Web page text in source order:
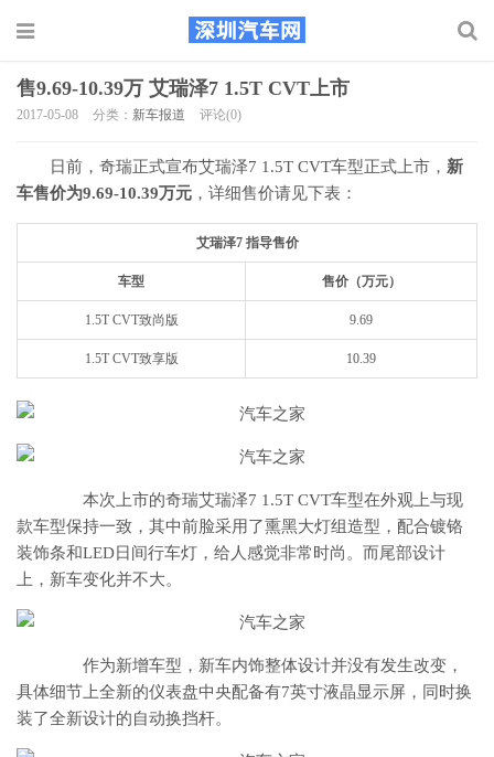
售9.69-10.39万 艾瑞泽7 1.5T CVT上市
2017-05-08 分类： 新车报道 评论(0)
日前，奇瑞正式宣布艾瑞泽7 1.5T CVT车型正式上市， 新
车售价为9.69-10.39万元 ，详细售价请见下表：
艾瑞泽7 指导售价
车型 售价（万元）
1.5T CVT致尚版 9.69
1.5T CVT致享版 10.39
本次上市的奇瑞艾瑞泽7 1.5T CVT车型在外观上与现
款车型保持一致，其中前脸采用了熏黑大灯组造型，配合镀铬
装饰条和LED日间行车灯，给人感觉非常时尚。而尾部设计
上，新车变化并不大。
作为新增车型，新车内饰整体设计并没有发生改变，
具体细节上全新的仪表盘中央配备有7英寸液晶显示屏，同时换
装了全新设计的自动换挡杆。